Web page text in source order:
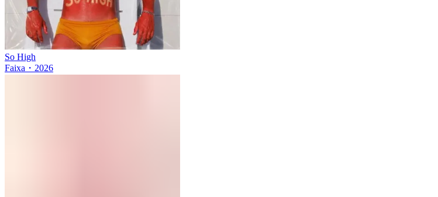
So High
Faixa ・ 2026